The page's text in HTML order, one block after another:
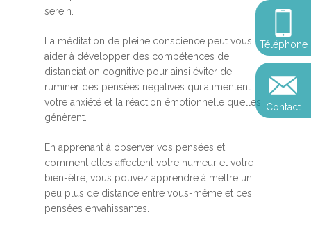
serein.
La méditation de pleine conscience peut vous
aider à développer des compétences de
distanciation cognitive pour ainsi éviter de
ruminer des pensées négatives qui alimentent
votre anxiété et la réaction émotionnelle qu’elles
génèrent.
En apprenant à observer vos pensées et
comment elles affectent votre humeur et votre
bien-être, vous pouvez apprendre à mettre un
peu plus de distance entre vous-même et ces
pensées envahissantes.
Téléphone
Contact
Devenir praticien en
de pleine conscience
Révelez votre
Conférences
personnel
Révelez votre
votre impact
Reconversion et
professionnelle
Explorer
et découvrir
Blog
Témoignages
Podcast
Podcast